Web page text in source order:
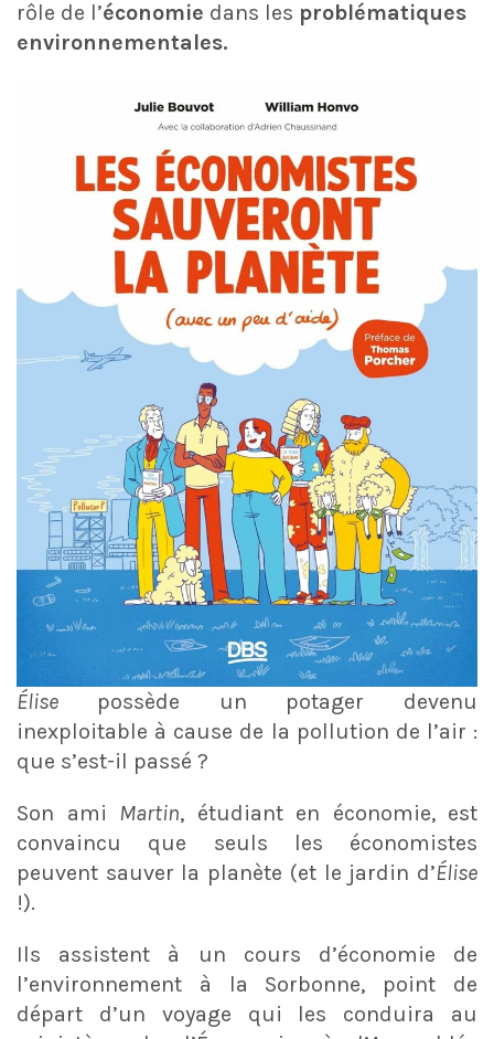
rôle de l’économie dans les problématiques
environnementales.
Élise possède un potager devenu
inexploitable à cause de la pollution de l’air :
que s’est-il passé ?
Son ami Martin, étudiant en économie, est
convaincu que seuls les économistes
peuvent sauver la planète (et le jardin d’Élise
!).
Ils assistent à un cours d’économie de
l’environnement à la Sorbonne, point de
départ d’un voyage qui les conduira au